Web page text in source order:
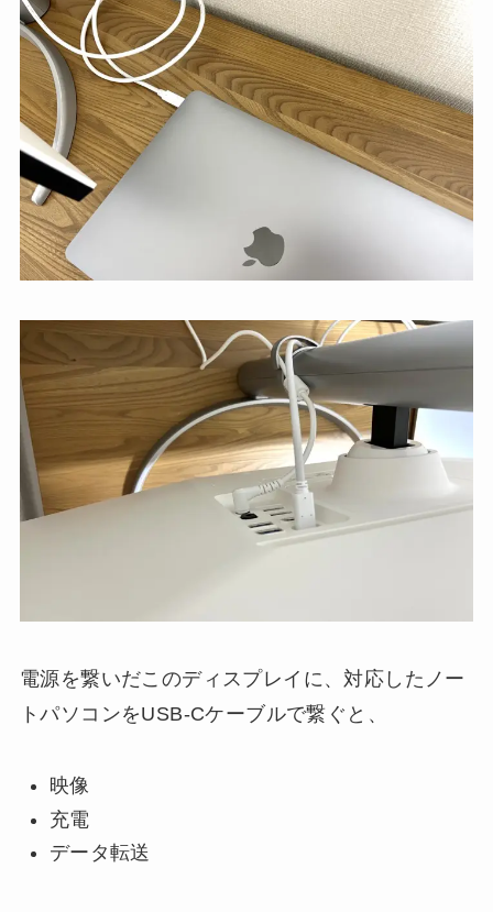
電源を繋いだこのディスプレイに、対応したノー
トパソコンをUSB-Cケーブルで繋ぐと、
映像
充電
データ転送